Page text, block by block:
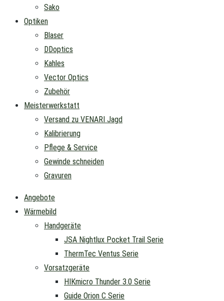
Sako
Optiken
Blaser
DDoptics
Kahles
Vector Optics
Zubehör
Meisterwerkstatt
Versand zu VENARI Jagd
Kalibrierung
Pflege & Service
Gewinde schneiden
Gravuren
Angebote
Wärmebild
Handgeräte
JSA Nightlux Pocket Trail Serie
ThermTec Ventus Serie
Vorsatzgeräte
HIKmicro Thunder 3.0 Serie
Guide Orion C Serie